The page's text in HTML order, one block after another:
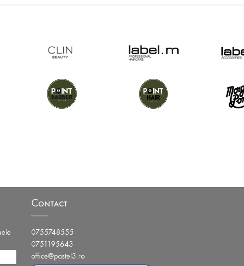
Contact
0755748555
0751195643
office@pastel3.ro